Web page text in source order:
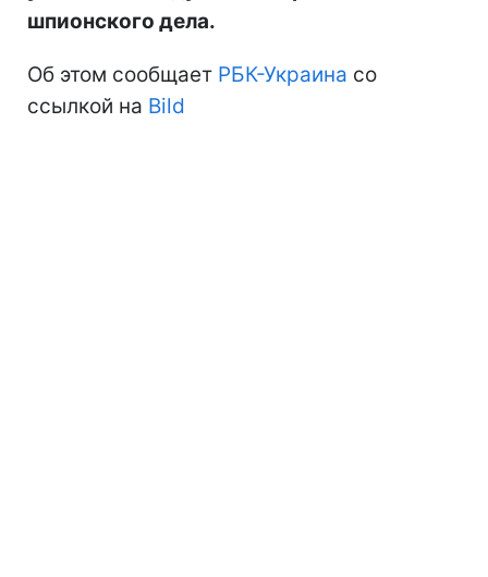
шпионского дела.
Об этом сообщает РБК-Украина со
ссылкой на Bild